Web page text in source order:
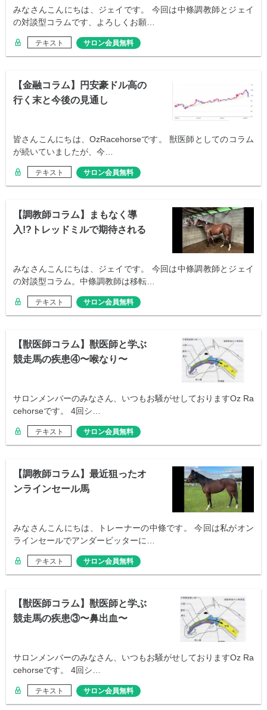
みなさんこんにちは、ジェイです。 今回は中條調教師とジェイ
の対談型コラムです、よろしくお願…
テキスト サロン会員無料
【金融コラム】円安豪ドル高の
行く末と今後の見通し
皆さんこんにちは、OzRacehorseです。 獣医師としてのコラム
が続いていましたが、今…
テキスト サロン会員無料
【調教師コラム】まもなく導
入!?トレッドミルで期待される
みなさんこんにちは、ジェイです。 今回は中條調教師とジェイ
の対談型コラム。中條調教師は移転…
テキスト サロン会員無料
【獣医師コラム】獣医師と学ぶ
競走馬の疾患④〜喉なり〜
サロンメンバーのみなさん、いつもお騒がせしておりますOz Ra
cehorseです。 4回シ…
テキスト サロン会員無料
【調教師コラム】最近狙ったオ
ンラインセール馬
みなさんこんにちは、トレーナーの中條です。 今回は私がオン
ラインセールでアンダービッターに…
テキスト サロン会員無料
【獣医師コラム】獣医師と学ぶ
競走馬の疾患③〜鼻出血〜
サロンメンバーのみなさん、いつもお騒がせしておりますOz Ra
cehorseです。 4回シ…
テキスト サロン会員無料